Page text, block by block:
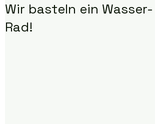
Wir basteln ein Wasser-
Rad!